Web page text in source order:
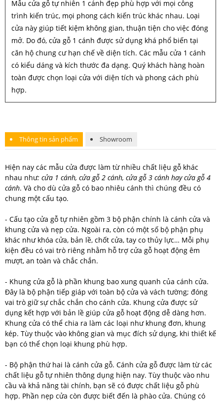
Mẫu cửa gỗ tự nhiên 1 cánh đẹp phù hợp với mọi công
trình kiến trúc, mọi phong cách kiến trúc khác nhau. Loại
cửa này giúp tiết kiệm không gian, thuận tiện cho việc đóng
mở. Do đó, cửa gỗ 1 cánh được sử dụng khá phổ biến tại
căn hộ chung cư hạn chế về diện tích. Các mẫu cửa 1 cánh
có kiểu dáng và kích thước đa dạng. Quý khách hàng hoàn
toàn được chọn loại cửa với diện tích và phong cách phù
hợp.
Thông tin sản phẩm Showroom
Hiện nay các mẫu cửa được làm từ nhiều chất liệu gỗ khác
nhau như: cửa 1 cánh, cửa gỗ 2 cánh, cửa gỗ 3 cánh hay cửa gỗ 4
cánh. Và cho dù cửa gỗ có bao nhiêu cánh thì chúng đều có
chung một cấu tạo.
- Cấu tạo cửa gỗ tự nhiên gồm 3 bộ phận chính là cánh cửa và
khung cửa và nẹp cửa. Ngoài ra, còn có một số bộ phận phụ
khác như khóa cửa, bản lề, chốt cửa, tay co thủy lực… Mỗi phụ
kiện đều có vai trò riêng nhằm hỗ trợ cửa gỗ hoạt động êm
mượt, an toàn và chắc chắn.
- Khung cửa gỗ là phần khung bao xung quanh của cánh cửa.
Đây là bộ phận tiếp giáp với toàn bộ cửa và vách tường; đóng
vai trò giữ sự chắc chắn cho cánh cửa. Khung cửa được sử
dụng kết hợp với bản lề giúp cửa gỗ hoạt động dễ dàng hơn.
Khung cửa có thể chia ra làm các loại như khung đơn, khung
kép. Tùy thuộc vào không gian và mục đích sử dụng, khi thiết kế
bạn có thể chọn loại khung phù hợp.
- Bộ phận thứ hai là cánh cửa gỗ. Cánh cửa gỗ được làm từ các
chất liệu gỗ tự nhiên thông dụng hiện nay. Tùy thuộc vào nhu
cầu và khả năng tài chính, bạn sẽ có được chất liệu gỗ phù
hợp. Phần nẹp cửa còn được biết đến là phào cửa. Chúng có